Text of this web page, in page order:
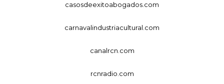
casosdeexitoabogados.com
carnavalindustriacultural.com
canalrcn.com
rcnradio.com